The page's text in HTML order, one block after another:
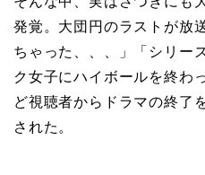
発覚。大団円のラストが放
ちゃった、、、」「シリー
ク女子にハイボールを終わ
ど視聴者からドラマの終了
された。